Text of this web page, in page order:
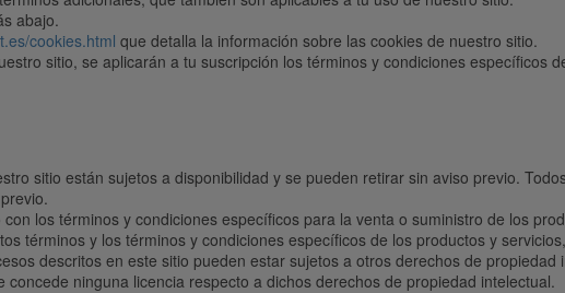
abajo.
cookies.html que detalla la información sobre las cookies de nuestro sitio.
sitio, se aplicarán a tu suscripción los términos y condiciones específicos
sitio están sujetos a disponibilidad y se pueden retirar sin aviso previo.
los términos y condiciones específicos para la venta o suministro de los
términos y los términos y condiciones específicos de los productos y
descritos en este sitio pueden estar sujetos a otros derechos de
ninguna licencia respecto a dichos derechos de propiedad intelectual.